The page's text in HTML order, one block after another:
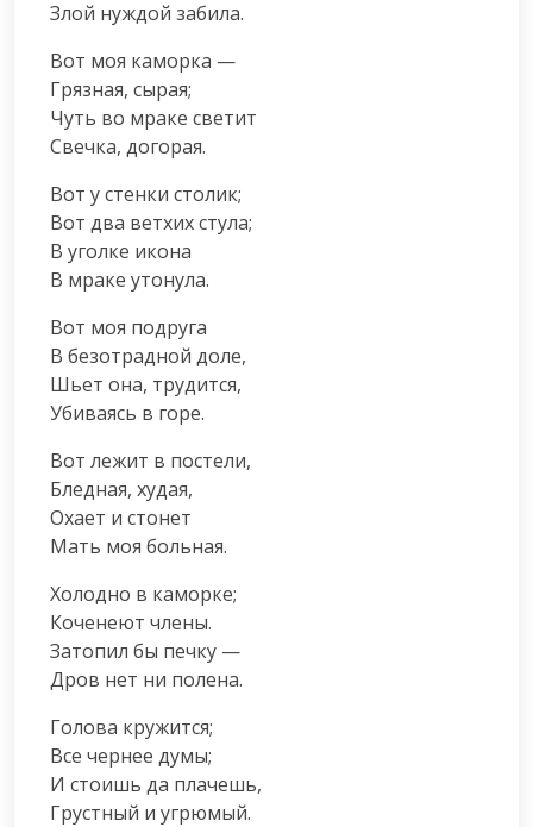
Злой нуждой забила.
Вот моя каморка —
Грязная, сырая;
Чуть во мраке светит
Свечка, догорая.
Вот у стенки столик;
Вот два ветхих стула;
В уголке икона
В мраке утонула.
Вот моя подруга
В безотрадной доле,
Шьет она, трудится,
Убиваясь в горе.
Вот лежит в постели,
Бледная, худая,
Охает и стонет
Мать моя больная.
Холодно в каморке;
Коченеют члены.
Затопил бы печку —
Дров нет ни полена.
Голова кружится;
Все чернее думы;
И стоишь да плачешь,
Грустный и угрюмый.